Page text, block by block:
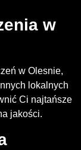
w
w Olesnie,
lokalnych
Ci najtańsze
jakości.